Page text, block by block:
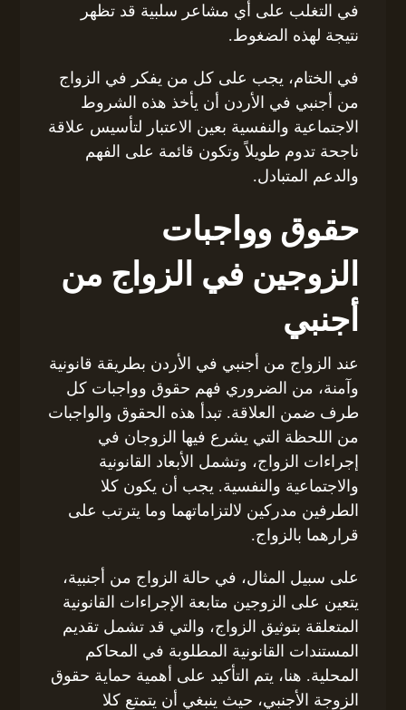
في التغلب على أي مشاعر سلبية قد تظهر
نتيجة لهذه الضغوط.
في الختام، يجب على كل من يفكر في الزواج
من أجنبي في الأردن أن يأخذ هذه الشروط
الاجتماعية والنفسية بعين الاعتبار لتأسيس علاقة
ناجحة تدوم طويلاً وتكون قائمة على الفهم
والدعم المتبادل.
حقوق وواجبات
الزوجين في الزواج من
أجنبي
عند الزواج من أجنبي في الأردن بطريقة قانونية
وآمنة، من الضروري فهم حقوق وواجبات كل
طرف ضمن العلاقة. تبدأ هذه الحقوق والواجبات
من اللحظة التي يشرع فيها الزوجان في
إجراءات الزواج، وتشمل الأبعاد القانونية
والاجتماعية والنفسية. يجب أن يكون كلا
الطرفين مدركين لالتزاماتهما وما يترتب على
قرارهما بالزواج.
على سبيل المثال، في حالة الزواج من أجنبية،
يتعين على الزوجين متابعة الإجراءات القانونية
المتعلقة بتوثيق الزواج، والتي قد تشمل تقديم
المستندات القانونية المطلوبة في المحاكم
المحلية. هنا، يتم التأكيد على أهمية حماية حقوق
الزوجة الأجنبي، حيث ينبغي أن يتمتع كلا